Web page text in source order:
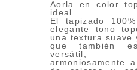
Aorla en color
ideal.
El tapizado
elegante tono
una textura suave
que también
versátil,
armoniosamente